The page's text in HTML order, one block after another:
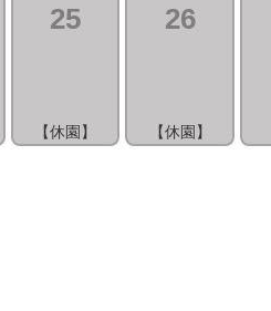
25
【休園】
26
【休園】